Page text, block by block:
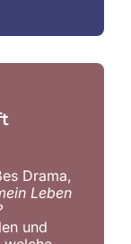
Drama,
Leben
und